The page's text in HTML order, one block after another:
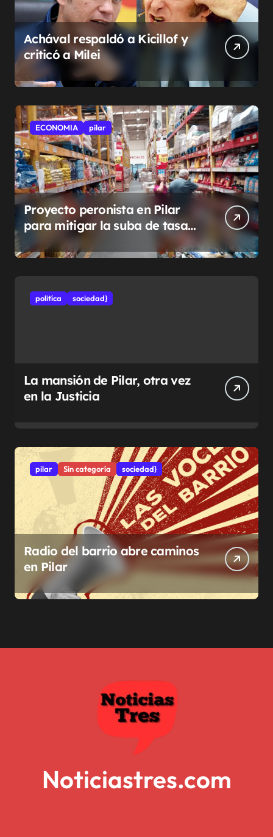
Achával respaldó a Kicillof y
criticó a Milei
ECONOMIA pilar
Proyecto peronista en Pilar
para mitigar la suba de tasas
municipales
politíca sociedad}
La mansión de Pilar, otra vez
en la Justicia
pilar Sin categoría sociedad}
Radio del barrio abre caminos
en Pilar
Noticiastres.com